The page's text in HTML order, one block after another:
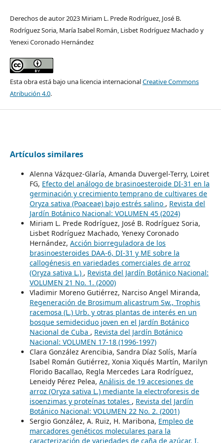
Derechos de autor 2023 Miriam L. Prede Rodríguez, José B.
Rodríguez Soria, María Isabel Román, Lisbet Rodríguez Machado y
Yenexi Coronado Hernández
Esta obra está bajo una licencia internacionalCreative Commons
Atribución 4.0.
Artículos similares
Alenna Vázquez-Glaría, Amanda Duvergel-Terry, Loiret
FG, Efecto del análogo de brasinoesteroide DI-31 en la
germinación y crecimiento temprano de cultivares de
Oryza sativa (Poaceae) bajo estrés salino , Revista del
Jardín Botánico Nacional: VOLUMEN 45 (2024)
Miriam L. Prede Rodríguez, José B. Rodríguez Soria,
Lisbet Rodríguez Machado, Yenexy Coronado
Hernández, Acción biorreguladora de los
brasinoesteroides DAA-6, DI-31 y ME sobre la
callogénesis en variedades comerciales de arroz
(Oryza sativa L.) , Revista del Jardín Botánico Nacional:
VOLUMEN 21 No. 1. (2000)
Vladimir Moreno Gutiérrez, Narciso Angel Miranda,
Regeneración de Brosimum alicastrum Sw., Trophis
racemosa (L.) Urb. y otras plantas de interés en un
bosque semideciduo joven en el Jardín Botánico
Nacional de Cuba , Revista del Jardín Botánico
Nacional: VOLUMEN 17-18 (1996-1997)
Clara González Arencibia, Sandra Díaz Solís, María
Isabel Román Gutiérrez, Xonia Xiqués Martín, Marilyn
Florido Bacallao, Regla Mercedes Lara Rodríguez,
Leneidy Pérez Pelea, Análisis de 19 accesiones de
arroz (Oryza sativa L.) mediante la electroforesis de
isoenzimas y proteínas totales , Revista del Jardín
Botánico Nacional: VOLUMEN 22 No. 2. (2001)
Sergio González, A. Ruiz, H. Maribona, Empleo de
marcadores genéticos moleculares para la
caracterización de variedades de caña de azúcar. I.